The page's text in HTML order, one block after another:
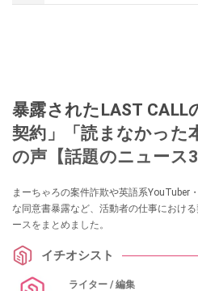
暴露されたLAST CALL
契約」「読まなかった
の声【話題のニュース3
まーちゃろの案件詐欺や英語系YouTuber
な同意書暴露など、活動者の仕事におけ
ースをまとめました。
イチオシスト
ライター / 編集